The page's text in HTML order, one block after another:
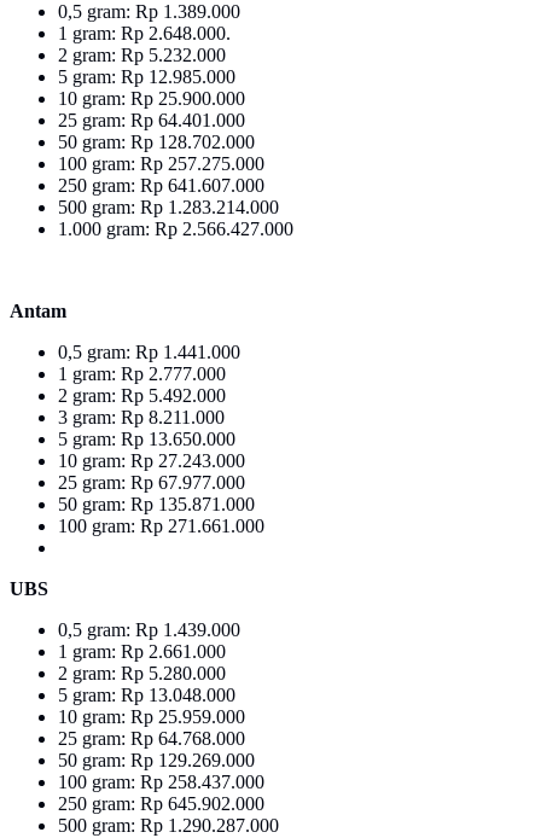
0,5 gram: Rp 1.389.000
1 gram: Rp 2.648.000.
‎2 gram: Rp 5.232.000
‎5 gram: Rp 12.985.000
‎10 gram: Rp 25.900.000
‎25 gram: Rp 64.401.000
‎50 gram: Rp 128.702.000
‎100 gram: Rp 257.275.000
‎250 gram: Rp 641.607.000
‎500 gram: Rp 1.283.214.000
1.000 gram: Rp 2.566.427.000
Antam
0,5 gram: Rp 1.441.000
‎1 gram: Rp 2.777.000
‎2 gram: Rp 5.492.000
3 gram: Rp 8.211.000
‎5 gram: Rp 13.650.000
10 gram: Rp 27.243.000
‎25 gram: Rp 67.977.000
‎50 gram: Rp 135.871.000
‎100 gram: Rp 271.661.000
UBS
0,5 gram: Rp 1.439.000
‎1 gram: Rp 2.661.000
‎2 gram: Rp 5.280.000
‎5 gram: Rp 13.048.000
10 gram: Rp 25.959.000
‎25 gram: Rp 64.768.000
‎50 gram: Rp 129.269.000
‎100 gram: Rp 258.437.000
250 gram: Rp 645.902.000
‎500 gram: Rp 1.290.287.000